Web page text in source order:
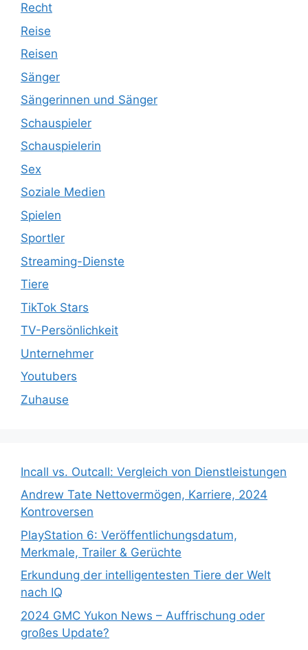
Recht
Reise
Reisen
Sänger
Sängerinnen und Sänger
Schauspieler
Schauspielerin
Sex
Soziale Medien
Spielen
Sportler
Streaming-Dienste
Tiere
TikTok Stars
TV-Persönlichkeit
Unternehmer
Youtubers
Zuhause
Incall vs. Outcall: Vergleich von Dienstleistungen
Andrew Tate Nettovermögen, Karriere, 2024
Kontroversen
PlayStation 6: Veröffentlichungsdatum,
Merkmale, Trailer & Gerüchte
Erkundung der intelligentesten Tiere der Welt
nach IQ
2024 GMC Yukon News – Auffrischung oder
großes Update?